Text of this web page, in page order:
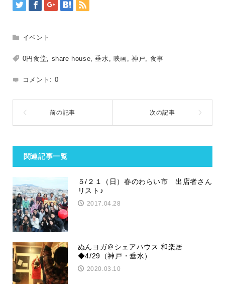
イベント
0円食堂 share house ,垂水 映画 ,神戸 食事
コメント: 0
関連記事一覧
５/２１（日）春のわらい市 出店者さん
リスト♪
2017.04.28
ぬんヨガ＠シェアハウス 和楽居
◆4/29（神戸・垂水）
2020.03.10